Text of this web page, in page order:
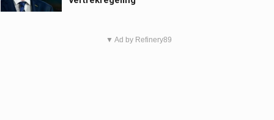
▼ Ad by Refinery89